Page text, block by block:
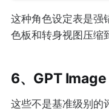
这种角色设定表是强
色板和转身视图压缩
6、GPT Image
这些不是基准级别的